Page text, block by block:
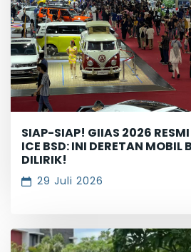
SIAP-SIAP! GIIAS 2026
ICE BSD: INI DERETAN MOBIL
DILIRIK!
29 Juli 2026